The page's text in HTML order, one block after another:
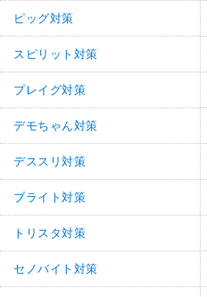
ピッグ対策
スピリット対策
プレイグ対策
デモちゃん対策
デススリ対策
ブライト対策
トリスタ対策
セノバイト対策